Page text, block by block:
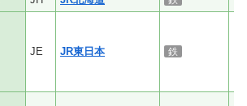
JE JR東日本 鉄